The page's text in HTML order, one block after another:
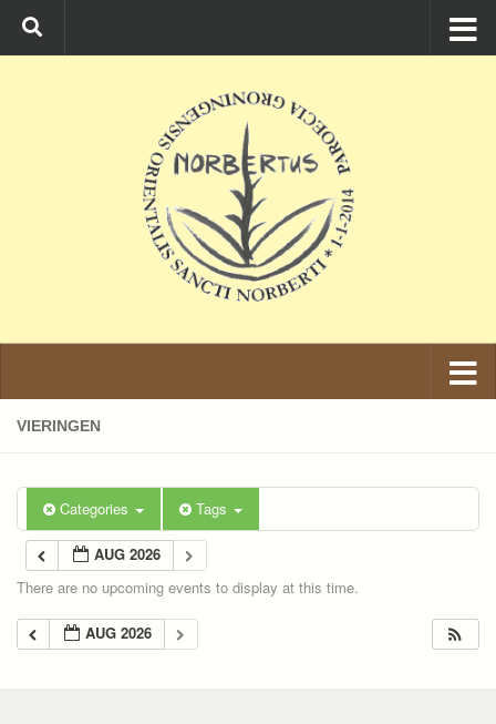
Ga naar de inhoud
VIERINGEN
Categories Tags
AUG 2026
There are no upcoming events to display at this time.
AUG 2026